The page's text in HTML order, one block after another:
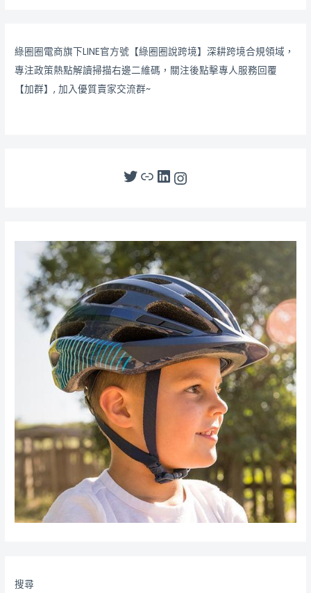
綠圈圈電商旗下LINE官方號【綠圈圈說跨境】深耕跨境合規領域，
專注政策熱點解讀掃描右邊二維碼，關注後點擊專人服務回覆
【加群】, 加入優質賣家交流群~
搜尋